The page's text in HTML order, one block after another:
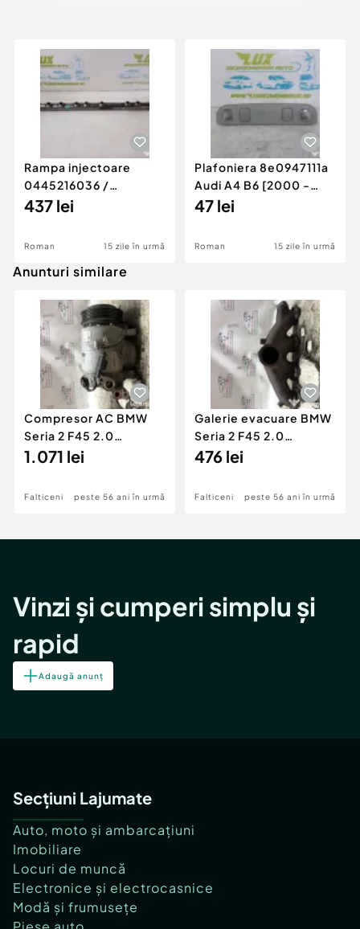
Rampa injectoare
0445216036 /
780542302 3.0 d 313
437 lei
Roman 15 zile în urmă
Plafoniera 8e0947111a
Audi A4 B6 [2000 -
2005]
47 lei
Roman 15 zile în urmă
Anunturi similare
Compresor AC BMW
Seria 2 F45 2.0
Motorina 2016
1.071 lei
Falticeni peste 56 ani în urmă
Galerie evacuare BMW
Seria 2 F45 2.0
Motorina 2016
476 lei
Falticeni peste 56 ani în urmă
Vinzi și cumperi simplu și
rapid
Adaugă anunț
Secțiuni Lajumate
Auto, moto și ambarcațiuni
Imobiliare
Locuri de muncă
Electronice și electrocasnice
Modă și frumusețe